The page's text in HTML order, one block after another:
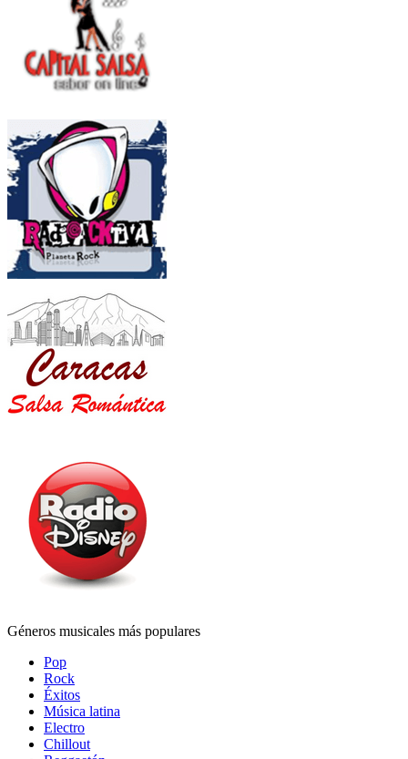
Géneros musicales más populares
Pop
Rock
Éxitos
Música latina
Electro
Chillout